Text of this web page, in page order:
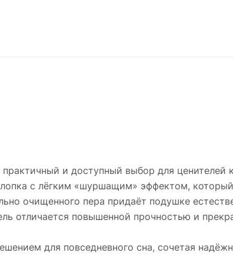
и доступный выбор для ценителей
с лёгким «шуршащим» эффектом,
очищенного пера придаёт подушке
отличается повышенной прочностью и
для повседневного сна, сочетая